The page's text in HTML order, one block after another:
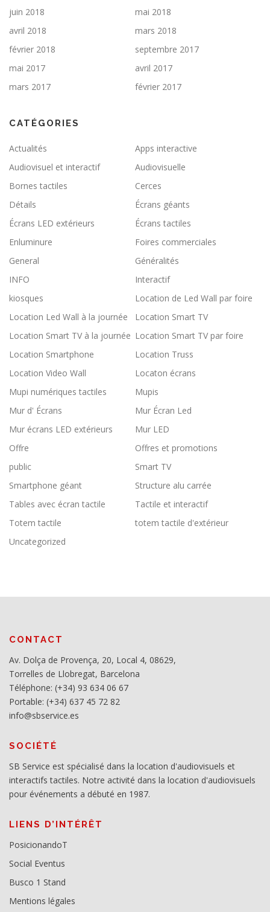
juin 2018
mai 2018
avril 2018
mars 2018
février 2018
septembre 2017
mai 2017
avril 2017
mars 2017
février 2017
CATÉGORIES
Actualités
Apps interactive
Audiovisuel et interactif
Audiovisuelle
Bornes tactiles
Cerces
Détails
Écrans géants
Écrans LED extérieurs
Écrans tactiles
Enluminure
Foires commerciales
General
Généralités
INFO
Interactif
kiosques
Location de Led Wall par foire
Location Led Wall à la journée
Location Smart TV
Location Smart TV à la journée Location Smart TV par foire
Location Smartphone
Location Truss
Location Video Wall
Locaton écrans
Mupi numériques tactiles
Mupis
Mur d' Écrans
Mur Écran Led
Mur écrans LED extérieurs
Mur LED
Offre
Offres et promotions
public
Smart TV
Smartphone géant
Structure alu carrée
Tables avec écran tactile
Tactile et interactif
Totem tactile
totem tactile d'extérieur
Uncategorized
CONTACT
Av. Dolça de Provença, 20, Local 4, 08629,
Torrelles de Llobregat, Barcelona
Téléphone: (+34) 93 634 06 67
Portable: (+34) 637 45 72 82
info@sbservice.es
SOCIÉTÉ
SB Service est spécialisé dans la location d'audiovisuels et
interactifs tactiles. Notre activité dans la location d'audiovisuels
pour événements a débuté en 1987.
LIENS D’INTÉRÊT
PosicionandoT
Social Eventus
Busco 1 Stand
Mentions légales